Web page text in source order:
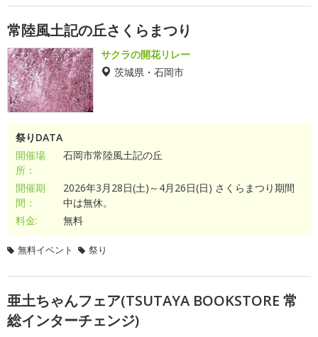
常陸風土記の丘さくらまつり
サクラの開花リレー
茨城県・石岡市
祭りDATA
開催場
所：
石岡市常陸風土記の丘
開催期
間：
2026年3月28日(土)～4月26日(日) さくらまつり期間
中は無休。
料金:
無料
無料イベント 祭り
亜土ちゃんフェア(TSUTAYA BOOKSTORE 常
総インターチェンジ)